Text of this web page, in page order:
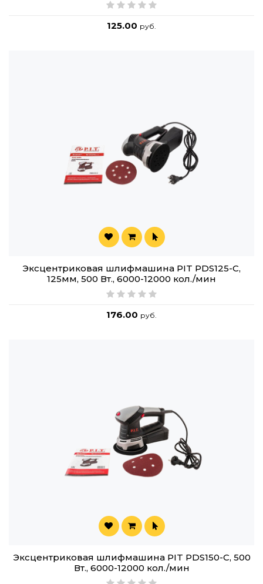
125.00 руб.
Эксцентриковая шлифмашина PIT PDS125-C,
125мм, 500 Вт., 6000-12000 кол./мин
176.00 руб.
Эксцентриковая шлифмашина PIT PDS150-C, 500
Вт., 6000-12000 кол./мин